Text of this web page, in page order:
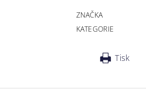
ZNAČKA
KATEGORIE
Tisk